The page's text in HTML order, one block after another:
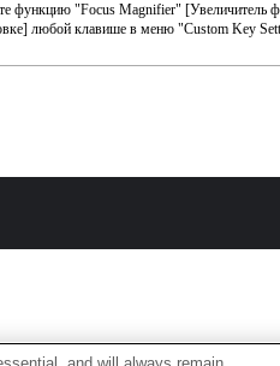
функцию "Focus Magnifier"
любой клавише в меню "Custom Key